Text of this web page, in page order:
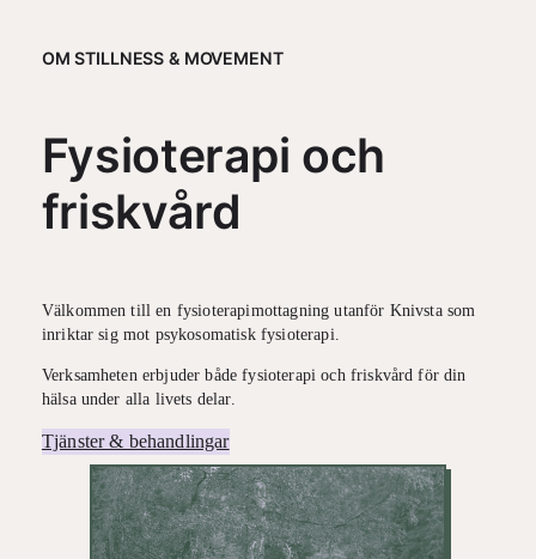
OM STILLNESS & MOVEMENT
Fysioterapi och
friskvård
Välkommen till en fysioterapimottagning utanför Knivsta som
inriktar sig mot psykosomatisk fysioterapi.
Verksamheten erbjuder både fysioterapi och friskvård för din
hälsa under alla livets delar.
Tjänster & behandlingar